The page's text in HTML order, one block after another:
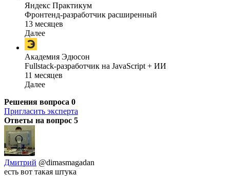
Яндекс Практикум
Фронтенд-разработчик расширенный
13 месяцев
Далее
Академия Эдюсон
Fullstack-разработчик на JavaScript + ИИ
11 месяцев
Далее
Решения вопроса 0
Пригласить эксперта
Ответы на вопрос 5
Дмитрий @dimasmagadan
есть вот такая штука